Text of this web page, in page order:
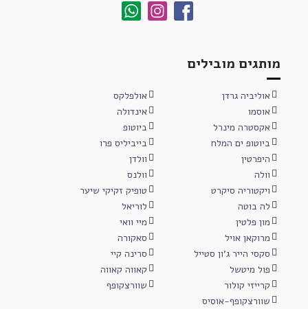
מותגים מובילים
אוליביה גרדן
אולפלקס
אוסמו
אינדולה
אקסטרה מינרל
ביוטופ
ביוטופ ים המלח
בייביליס פרו
היפרטין
וולדן
וולה
וולנס
ויקטוריה סיקרט
טופיק זקיקי שיער
לה בוטה
לוריאל
מון פלטין
מיי וואי
מרוקאן אויל
סאקורה
סקסי הייר ג'ון סטייל
סרינה קיי
פול מיטשל
קאווה קאווה
קרייזי קולור
שוורצקופף
שוורצקופף-אוסיס